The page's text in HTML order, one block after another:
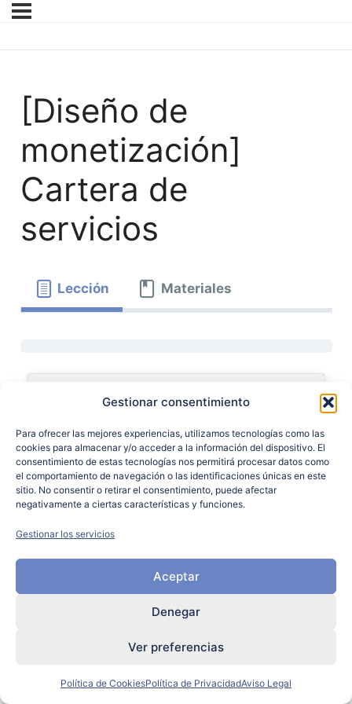
Gestionar consentimiento
Para ofrecer las mejores experiencias, utilizamos tecnologías como las
cookies para almacenar y/o acceder a la información del dispositivo. El
consentimiento de estas tecnologías nos permitirá procesar datos como
el comportamiento de navegación o las identificaciones únicas en este
sitio. No consentir o retirar el consentimiento, puede afectar
negativamente a ciertas características y funciones.
Gestionar los servicios
Aceptar
Denegar
Ver preferencias
Política de CookiesPolítica de PrivacidadAviso Legal
[Diseño de
monetización]
Cartera de
servicios
Lección Materiales
Haz clic en «Estoy de acuerdo» para
activar Vimeo
Política de Cookies
Estoy de acuerdo